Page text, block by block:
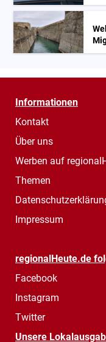
Informationen
Kontakt
Über uns
Werben auf
Themen
Impressum
regionalHeute.de
Facebook
Instagram
Twitter
Unsere